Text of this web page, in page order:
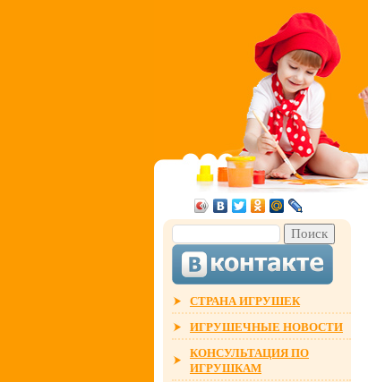
СТРАНА ИГРУШЕК
ИГРУШЕЧНЫЕ НОВОСТИ
КОНСУЛЬТАЦИЯ ПО
ИГРУШКАМ